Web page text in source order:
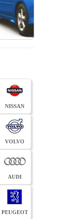
NISSAN
VOLVO
AUDI
PEUGEOT